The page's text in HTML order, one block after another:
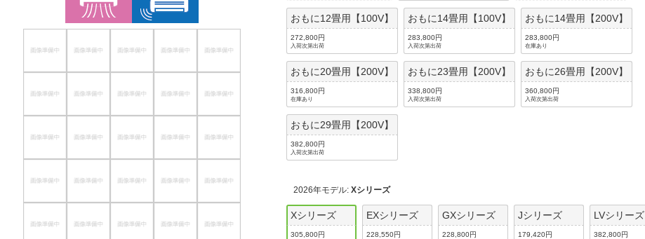
おもに12畳用【100V】
272,800円
入荷次第出荷
おもに14畳用【100V】
283,800円
入荷次第出荷
おもに14畳用【200V】
283,800円
在庫あり
おもに20畳用【200V】
316,800円
在庫あり
おもに23畳用【200V】
338,800円
入荷次第出荷
おもに26畳用【200V】
360,800円
入荷次第出荷
おもに29畳用【200V】
382,800円
入荷次第出荷
2026年モデル:Xシリーズ
Xシリーズ
305,800円
EXシリーズ
228,550円
GXシリーズ
228,800円
Jシリーズ
179,420円
LVシリーズ
382,800円